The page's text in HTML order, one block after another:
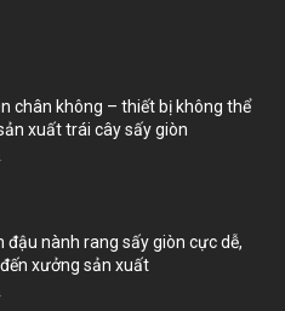
chân không – thiết bị không thể
xuất trái cây sấy giòn
đậu nành rang sấy giòn cực dễ,
xưởng sản xuất